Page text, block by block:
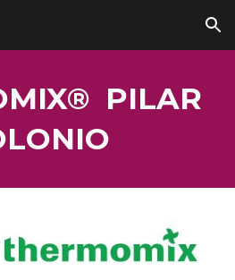
Skip to navigation
PILAR